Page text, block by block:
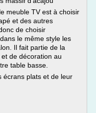
meuble TV est à choisir
et des autres
de choisir
le même style les
Il fait partie de la
de décoration au
table basse.
écrans plats et de leur